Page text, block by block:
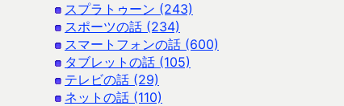
スプラトゥーン (243)
スポーツの話 (234)
スマートフォンの話 (600)
タブレットの話 (105)
テレビの話 (29)
ネットの話 (110)